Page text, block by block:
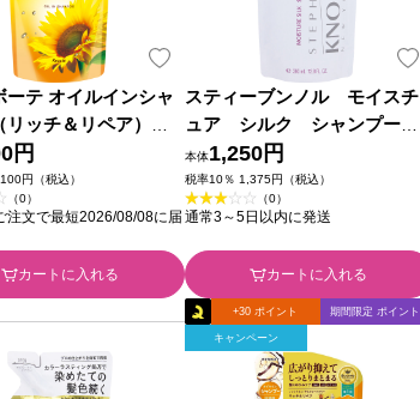
ーテ オイルインシャ
リッチ＆リペア）詰
回分 ６６０ｍＬ ク
ムプロダクツ
円
円（税込）
（0）
注文で最短2026/08/08に届
カートに入れる
スティーブンノル モイスチ
ュア シルク シャンプー
（詰め替え用） ３８０ｍＬ コ
ーセー
本体1,250円
税率10％ 1,375円（税込）
（0）
通常3～5日以内に発送
カートに入れる
+30 ポイント 期間限定 ポイント
キャンペーン